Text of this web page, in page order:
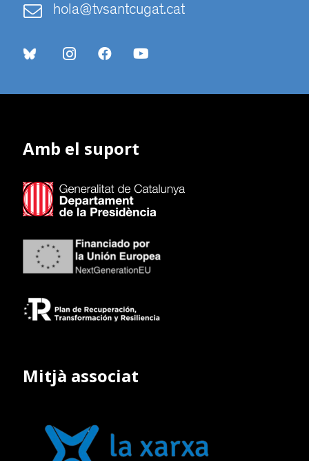
hola@tvsantcugat.cat
Amb el suport
Mitjà associat